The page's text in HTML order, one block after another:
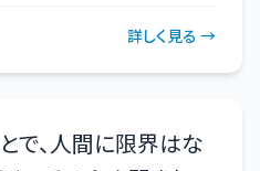
詳しく見る →
で、人間に限界はな